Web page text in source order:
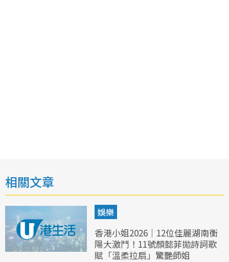
相關文章
娛樂
香港小姐2026｜12位佳麗湖南衡
陽大激鬥！11號顏懿菲拋詩詞歌
賦「溫柔拉扇」驚艷師姐